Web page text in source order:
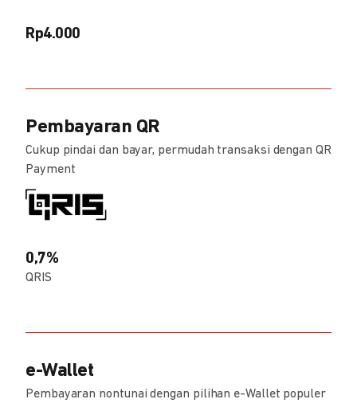
Rp4.000
Pembayaran QR
Cukup pindai dan bayar, permudah transaksi dengan QR
Payment
0,7%
QRIS
e-Wallet
Pembayaran nontunai dengan pilihan e-Wallet populer